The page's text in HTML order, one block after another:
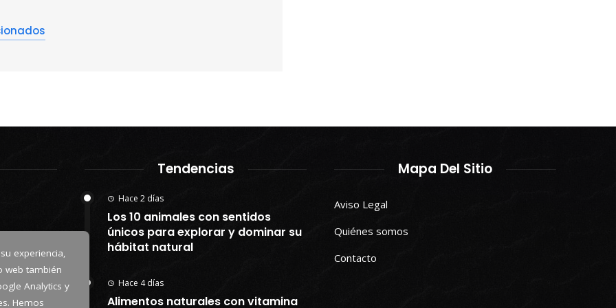
experiencia,
web también
Analytics y
Hemos
Tendencias
Hace 2 días
Los 10 animales con sentidos
únicos para explorar y dominar su
hábitat natural
Hace 4 días
Alimentos naturales con vitamina
Mapa Del Sitio
Aviso Legal
Quiénes somos
Contacto